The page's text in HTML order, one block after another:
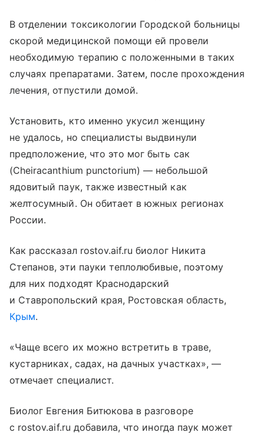
В отделении токсикологии Городской больницы
скорой медицинской помощи ей провели
необходимую терапию с положенными в таких
случаях препаратами. Затем, после прохождения
лечения, отпустили домой.
Установить, кто именно укусил женщину
не удалось, но специалисты выдвинули
предположение, что это мог быть сак
(Cheiracanthium punctorium) — небольшой
ядовитый паук, также известный как
желтосумный. Он обитает в южных регионах
России.
Как рассказал rostov.aif.ru биолог Никита
Степанов, эти пауки теплолюбивые, поэтому
для них подходят Краснодарский
и Ставропольский края, Ростовская область,
Крым.
«Чаще всего их можно встретить в траве,
кустарниках, садах, на дачных участках», —
отмечает специалист.
Биолог Евгения Битюкова в разговоре
с rostov.aif.ru добавила, что иногда паук может